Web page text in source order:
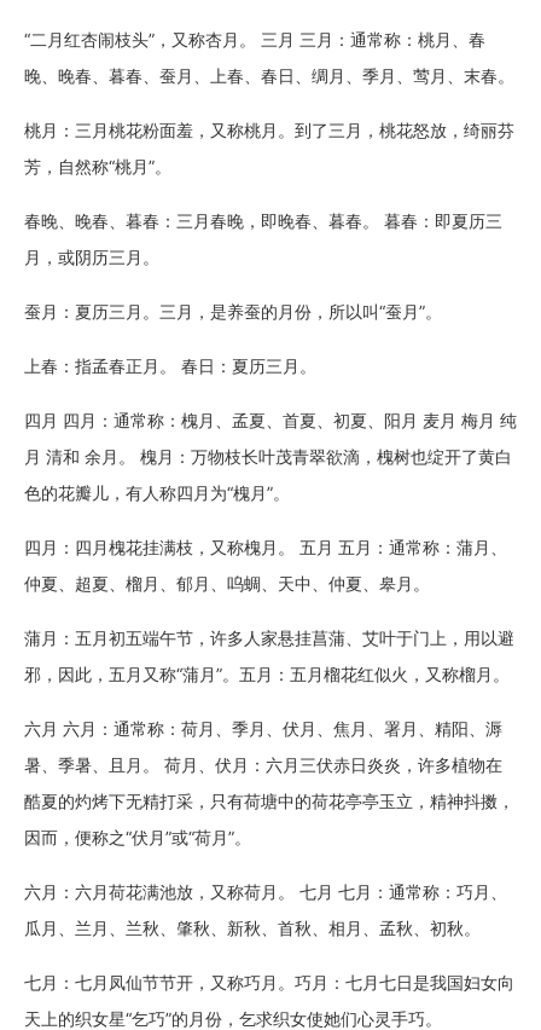
“二月红杏闹枝头”，又称杏月。 三月 三月：通常称：桃月、春
晚、晚春、暮春、蚕月、上春、春日、绸月、季月、莺月、末春。
桃月：三月桃花粉面羞，又称桃月。到了三月，桃花怒放，绮丽芬
芳，自然称“桃月”。
春晚、晚春、暮春：三月春晚，即晚春、暮春。 暮春：即夏历三
月，或阴历三月。
蚕月：夏历三月。三月，是养蚕的月份，所以叫“蚕月”。
上春：指孟春正月。 春日：夏历三月。
四月 四月：通常称：槐月、孟夏、首夏、初夏、阳月 麦月 梅月 纯
月 清和 余月。 槐月：万物枝长叶茂青翠欲滴，槐树也绽开了黄白
色的花瓣儿，有人称四月为“槐月”。
四月：四月槐花挂满枝，又称槐月。 五月 五月：通常称：蒲月、
仲夏、超夏、榴月、郁月、呜蜩、天中、仲夏、皋月。
蒲月：五月初五端午节，许多人家悬挂菖蒲、艾叶于门上，用以避
邪，因此，五月又称“蒲月”。五月：五月榴花红似火，又称榴月。
六月 六月：通常称：荷月、季月、伏月、焦月、署月、精阳、溽
暑、季暑、且月。 荷月、伏月：六月三伏赤日炎炎，许多植物在
酷夏的灼烤下无精打采，只有荷塘中的荷花亭亭玉立，精神抖擞，
因而，便称之“伏月”或“荷月”。
六月：六月荷花满池放，又称荷月。 七月 七月：通常称：巧月、
瓜月、兰月、兰秋、肇秋、新秋、首秋、相月、孟秋、初秋。
七月：七月凤仙节节开，又称巧月。巧月：七月七日是我国妇女向
天上的织女星“乞巧”的月份，乞求织女使她们心灵手巧。